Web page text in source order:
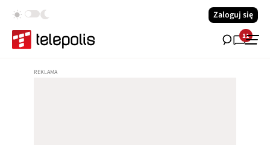
Zaloguj się
11